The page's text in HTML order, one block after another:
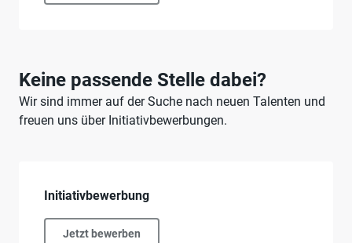
Keine passende Stelle dabei?
Wir sind immer auf der Suche nach neuen Talenten und
freuen uns über Initiativbewerbungen.
Initiativbewerbung
Jetzt bewerben